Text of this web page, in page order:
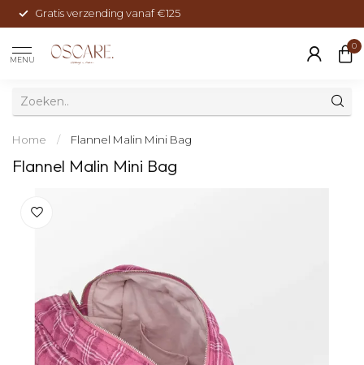
Gratis verzending vanaf €125
MENU
0
Home / Flannel Malin Mini Bag
Flannel Malin Mini Bag